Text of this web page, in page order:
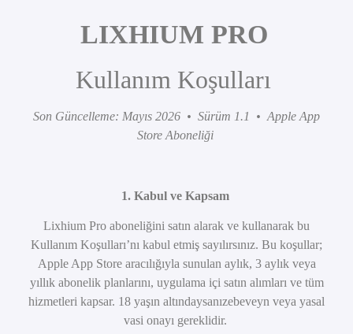
LIXHIUM PRO
Kullanım Koşulları
Son Güncelleme: Mayıs 2026 • Sürüm 1.1 • Apple App
Store Aboneliği
1. Kabul ve Kapsam
Lixhium Pro aboneliğini satın alarak ve kullanarak bu
Kullanım Koşulları’nı kabul etmiş sayılırsınız. Bu koşullar;
Apple App Store aracılığıyla sunulan aylık, 3 aylık veya
yıllık abonelik planlarını, uygulama içi satın alımları ve tüm
hizmetleri kapsar. 18 yaşın altındaysanızebeveyn veya yasal
vasi onayı gereklidir.